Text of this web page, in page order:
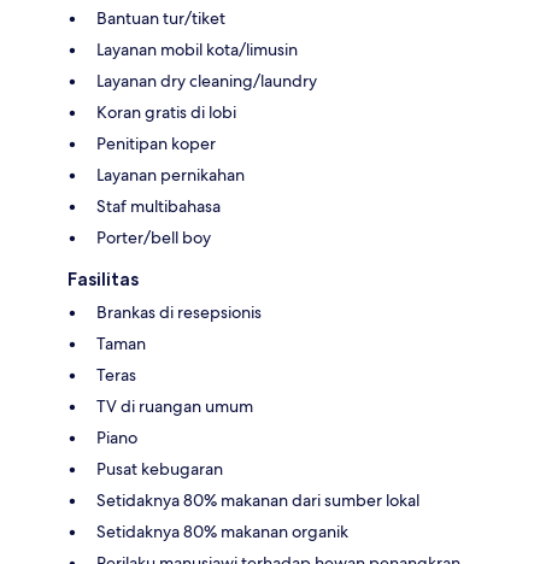
Bantuan tur/tiket
Layanan mobil kota/limusin
Layanan dry cleaning/laundry
Koran gratis di lobi
Penitipan koper
Layanan pernikahan
Staf multibahasa
Porter/bell boy
Fasilitas
Brankas di resepsionis
Taman
Teras
TV di ruangan umum
Piano
Pusat kebugaran
Setidaknya 80% makanan dari sumber lokal
Setidaknya 80% makanan organik